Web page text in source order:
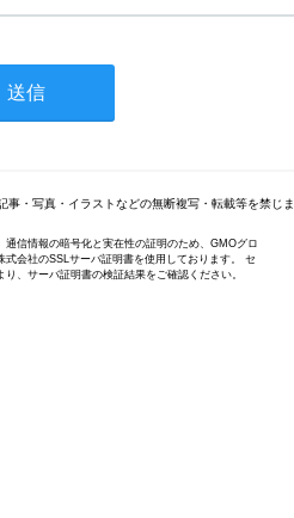
・写真・イラストなどの無断複写・転載等を禁じま
通信情報の暗号化と実在性の証明のため、GMOグロ
式会社のSSLサーバ証明書を使用しております。 セ
り、サーバ証明書の検証結果をご確認ください。